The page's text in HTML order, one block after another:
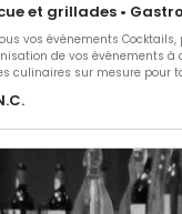
et grillades •
de vos événements à
culinaires sur mesure pour
comme à la maison.